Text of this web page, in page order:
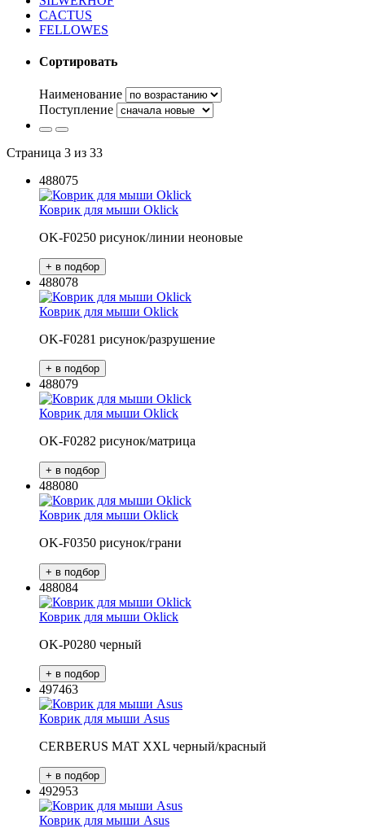
CACTUS
FELLOWES
Сортировать
Наименование
Поступление
Страница 3 из 33
488075
Коврик для мыши Oklick
OK-F0250 рисунок/линии неоновые
488078
Коврик для мыши Oklick
OK-F0281 рисунок/разрушение
488079
Коврик для мыши Oklick
OK-F0282 рисунок/матрица
488080
Коврик для мыши Oklick
OK-F0350 рисунок/грани
488084
Коврик для мыши Oklick
OK-P0280 черный
497463
Коврик для мыши Asus
CERBERUS MAT XXL черный/красный
492953
Коврик для мыши Asus